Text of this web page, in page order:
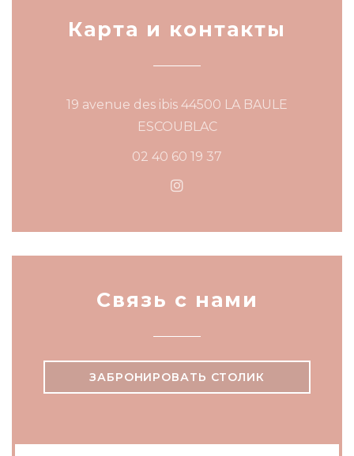
Карта и контакты
19 avenue des ibis 44500 LA BAULE
ESCOUBLAC((открывается в
02 40 60 19 37
Instagram
Связь с нами
ЗАБРОНИРОВАТЬ СТОЛИК